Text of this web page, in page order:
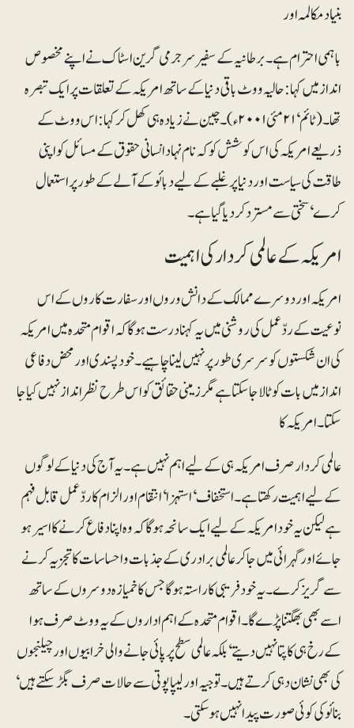
بنیاد مکالمہ اور
باہمی احترام ہے۔برطانیہ کے سفیر سر جرمی گرین اسٹاک نے اپنے مخصوص
انداز میں کہا: حالیہ ووٹ باقی دنیا کے ساتھ امریکہ کے تعلقات پر ایک تبصرہ
تھا۔ (ٹائم‘ ۲۱ مئی ۲۰۰۱ء) ۔ چین نے زیادہ ہی کھل کر کہا : اس ووٹ کے
ذریعے امریکہ کی اس کوشش کو کہ نام نہاد انسانی حقوق کے مسائل کو اپنی
طاقت کی سیاست اور دنیا پر غلبے کے لیے دبائو کے آلے کے طور پر استعمال
کرے‘ سختی سے مسترد کر دیا گیا ہے۔
امریکہ کے عالمی کردار کی اہمیت
امریکہ اوردوسرے ممالک کے دانش وروں اور سفارت کاروں کے اس
نوعیت کے ردّعمل کی روشنی میں یہ کہنا درست ہوگا کہ اقوام متحدہ میں امریکہ
کی ان شکستوں کو سرسری طور پر نہیں لینا چاہیے۔ خود پسندی اور محض دفاعی
انداز میں بات کو ٹالا جا سکتا ہے مگر زمینی حقائق کو اس طرح نظرانداز نہیں کیا جا
سکتا۔ امریکہ کا
عالمی کردار صرف امریکہ ہی کے لیے اہم نہیں ہے۔ یہ آج کی دنیا کے لوگوں
کے لیے اہمیت رکھتا ہے۔ استخفاف‘ استہزا‘ انتقام اور الزام کا ردّعمل قابل فہم
ہے لیکن یہ خود امریکہ کے لیے ایک سانحہ ہوگا کہ وہ اپنا دفاع کرنے کا اسیر ہو
جائے اور گہرائی میں جا کر عالمی برادری کے جذبات و احساسات کا تجزیہ کرنے
سے گریز کرے۔ یہ خود فریبی کا راستہ ہوگا جس کا خمیازہ دوسروں کے ساتھ
اسے بھی بھگتنا پڑے گا۔ اقوام متحدہ کے اہم اداروں کے یہ ووٹ صرف ہوا
کے رخ ہی کا پتا نہیں دیتے ‘بلکہ عالمی سطح پر پائی جانے والی خرابیوں اور چیلنجوں
کی بھی نشان دہی کرتے ہیں۔ توجیہ اور لیپاپوتی سے حالات صرف بگڑ سکتے ہیں‘
بنائو کی کوئی صورت پیدا نہیں ہو سکتی۔